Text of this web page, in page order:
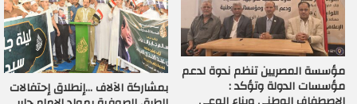
مؤسسة المصريين تنظم ندوة لدعم
مؤسسات الدولة وتؤكد : بمشاركة الآلاف …إنطلاق إحتفالات